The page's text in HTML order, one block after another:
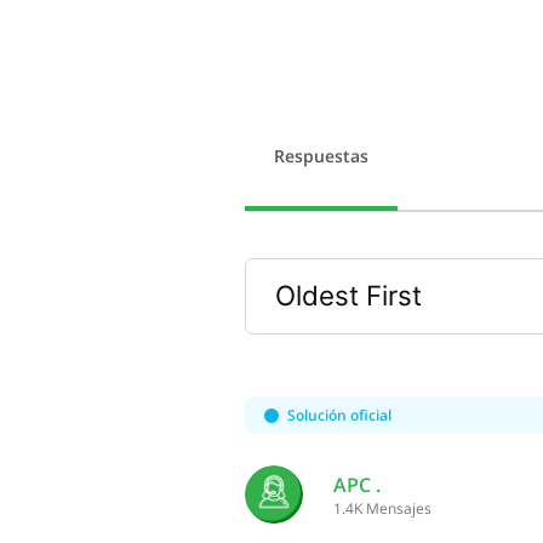
Respuestas
Oldest First
Selected
First
Solución oficial
APC .
1.4K Mensajes